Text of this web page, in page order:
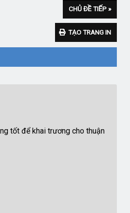
CHỦ ĐỀ TIẾP »
TẠO TRANG IN
tốt để khai trương cho thuận